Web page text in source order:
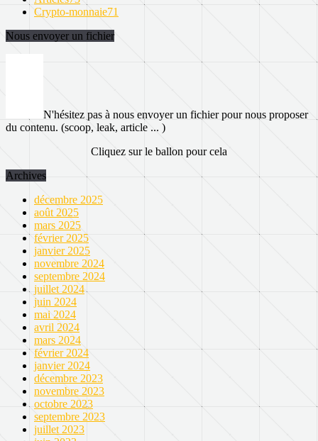
Crypto-monnaie71
Nous envoyer un fichier
N'hésitez pas à nous envoyer un fichier pour nous proposer
du contenu. (scoop, leak, article ... )
Cliquez sur le ballon pour cela
Archives
décembre 2025
août 2025
mars 2025
février 2025
janvier 2025
novembre 2024
septembre 2024
juillet 2024
juin 2024
mai 2024
avril 2024
mars 2024
février 2024
janvier 2024
décembre 2023
novembre 2023
octobre 2023
septembre 2023
juillet 2023